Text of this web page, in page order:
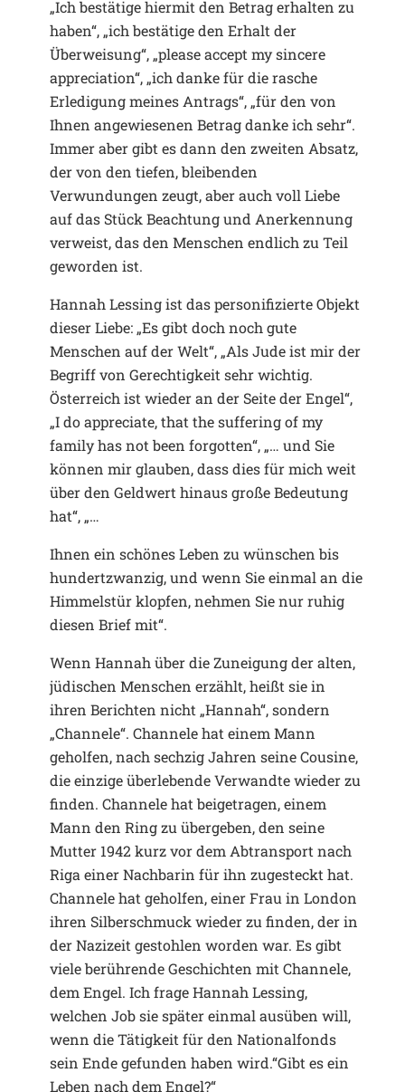
„Ich bestätige hiermit den Betrag erhalten zu
haben“, „ich bestätige den Erhalt der
Überweisung“, „please accept my sincere
appreciation“, „ich danke für die rasche
Erledigung meines Antrags“, „für den von
Ihnen angewiesenen Betrag danke ich sehr“.
Immer aber gibt es dann den zweiten Absatz,
der von den tiefen, bleibenden
Verwundungen zeugt, aber auch voll Liebe
auf das Stück Beachtung und Anerkennung
verweist, das den Menschen endlich zu Teil
geworden ist.
Hannah Lessing ist das personifizierte Objekt
dieser Liebe: „Es gibt doch noch gute
Menschen auf der Welt“, „Als Jude ist mir der
Begriff von Gerechtigkeit sehr wichtig.
Österreich ist wieder an der Seite der Engel“,
„I do appreciate, that the suffering of my
family has not been forgotten“, „… und Sie
können mir glauben, dass dies für mich weit
über den Geldwert hinaus große Bedeutung
hat“, „…
Ihnen ein schönes Leben zu wünschen bis
hundertzwanzig, und wenn Sie einmal an die
Himmelstür klopfen, nehmen Sie nur ruhig
diesen Brief mit“.
Wenn Hannah über die Zuneigung der alten,
jüdischen Menschen erzählt, heißt sie in
ihren Berichten nicht „Hannah“, sondern
„Channele“. Channele hat einem Mann
geholfen, nach sechzig Jahren seine Cousine,
die einzige überlebende Verwandte wieder zu
finden. Channele hat beigetragen, einem
Mann den Ring zu übergeben, den seine
Mutter 1942 kurz vor dem Abtransport nach
Riga einer Nachbarin für ihn zugesteckt hat.
Channele hat geholfen, einer Frau in London
ihren Silberschmuck wieder zu finden, der in
der Nazizeit gestohlen worden war. Es gibt
viele berührende Geschichten mit Channele,
dem Engel. Ich frage Hannah Lessing,
welchen Job sie später einmal ausüben will,
wenn die Tätigkeit für den Nationalfonds
sein Ende gefunden haben wird.“Gibt es ein
Leben nach dem Engel?“